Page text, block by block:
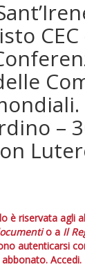
CEC
–
è riservata agli
o a Il
autenticarsi
abbonato. Accedi.